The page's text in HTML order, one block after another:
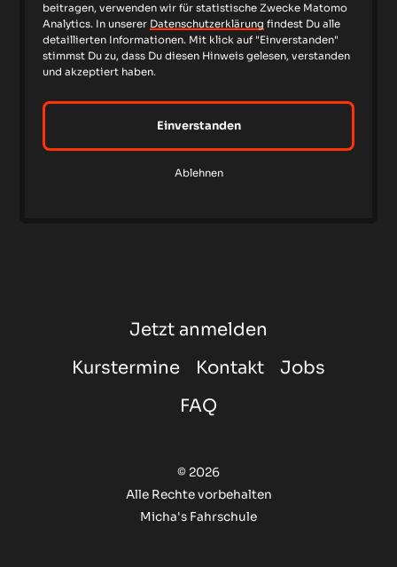
beitragen, verwenden wir für statistische Zwecke Matomo
Analytics. In unserer Datenschutzerklärung findest Du alle
detaillierten Informationen. Mit klick auf "Einverstanden"
stimmst Du zu, dass Du diesen Hinweis gelesen, verstanden
und akzeptiert haben.
Einverstanden
Ablehnen
Micha'sFahrschule
Breitenstraße 42
36251 Bad Hersfeld
info@michasfahrschule.de
Jetzt anmelden
Kurstermine
Kontakt
Jobs
FAQ
© 2026
Alle Rechte vorbehalten
Micha's Fahrschule